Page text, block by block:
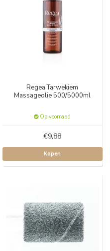
Regea Tarwekiem
Massageolie 500/5000ml
Op voorraad
€9,88
Kopen